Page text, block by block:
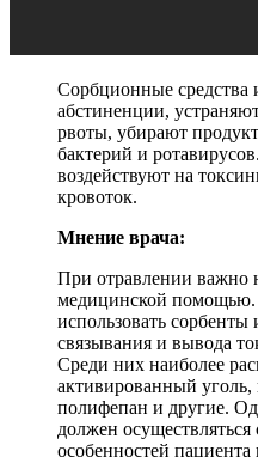
Сорбционные средства
абстиненции,
рвоты, убирают
бактерий и
воздействуют на
кровоток.
Мнение врача:
При отравлении важно
медицинской
использовать сорбенты
связывания и вывода
Среди них наиболее
активированный уголь,
полифепан и другие.
должен
особенностей